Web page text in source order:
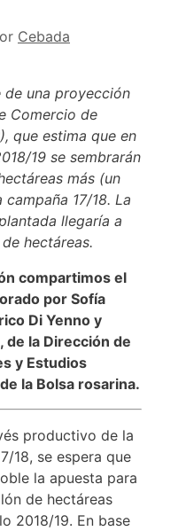
Cebada
de una proyección
Comercio de
que estima que en
19 se sembrarán
más (un
campaña 17/18. La
llegaría a
hectáreas.
compartimos el
por Sofía
Di Yenno y
de la Dirección de
y Estudios
la Bolsa rosarina.
productivo de la
18, se espera que
la apuesta para
de hectáreas
2018/19. En base